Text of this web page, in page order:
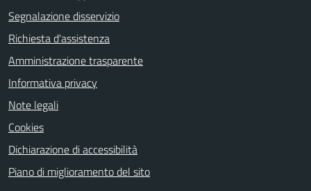
Segnalazione disservizio
Richiesta d'assistenza
Amministrazione trasparente
Informativa privacy
Note legali
Cookies
Dichiarazione di accessibilità
Piano di miglioramento del sito